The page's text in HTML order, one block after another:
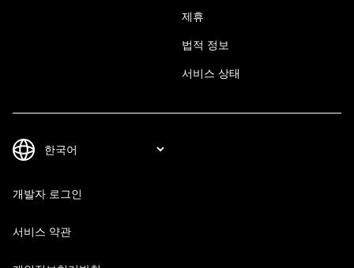
제휴
법적 정보
서비스 상태
개발자 로그인
서비스 약관